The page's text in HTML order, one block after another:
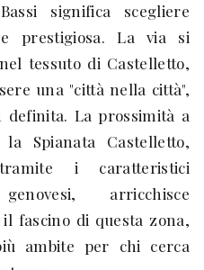
significa scegliere
prestigiosa. La via si
tessuto di Castelletto,
una "città nella città",
definita. La prossimità a
Spianata Castelletto,
i caratteristici
arricchisce
fascino di questa zona,
ambite per chi cerca